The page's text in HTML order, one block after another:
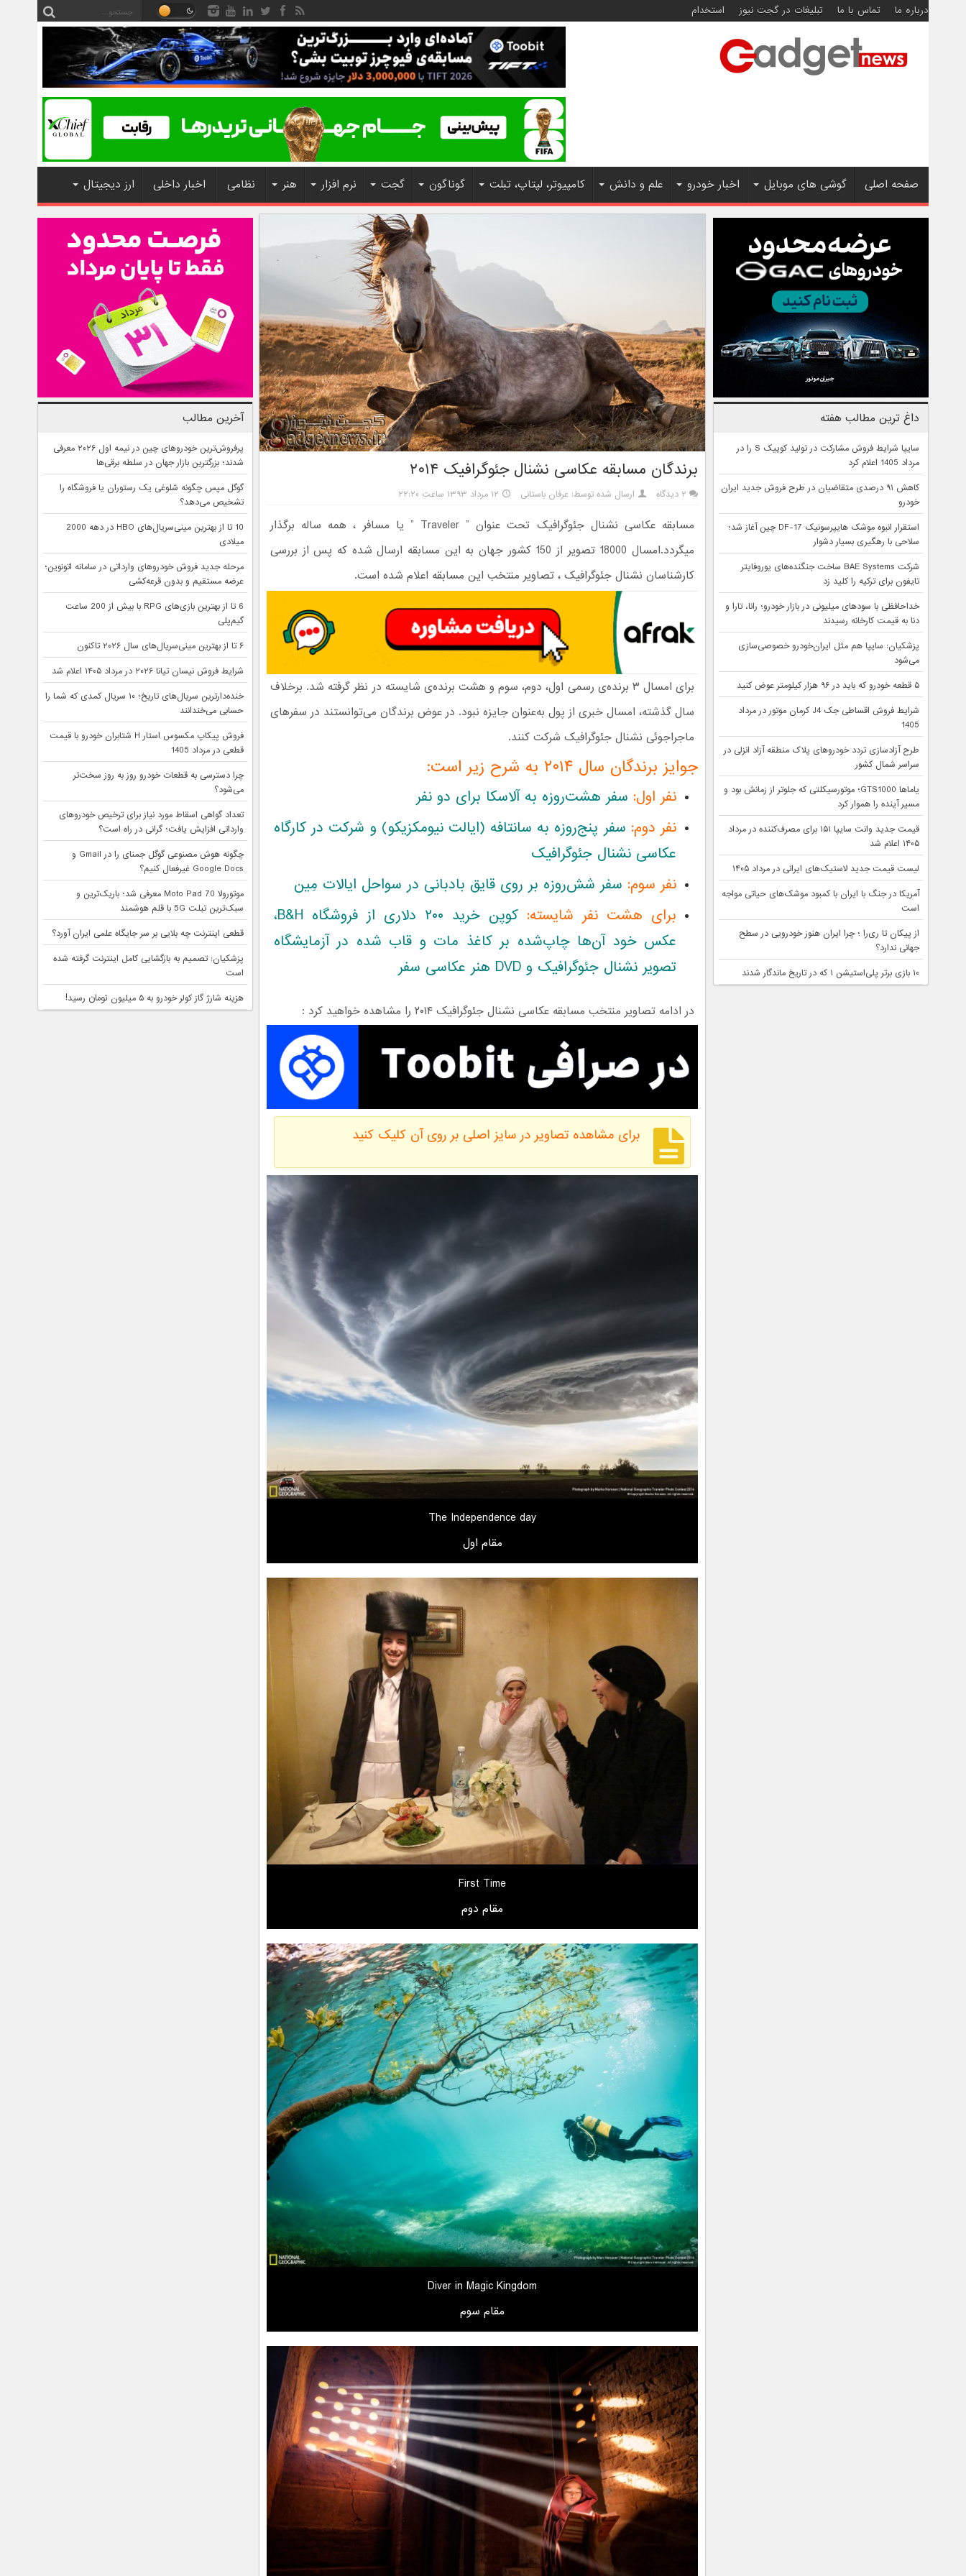
درباره ما تماس با ما تبلیغات در گجت نیوز استخدام
صفحه اصلی گوشی های موبایل اخبار خودرو علم و دانش کامپیوتر، لپتاپ، تبلت گوناگون گجت نرم افزار هنر نظامی اخبار داخلی ارز دیجیتال
برندگان مسابقه عکاسی نشنال جئوگرافیک ۲۰۱۴
۲ دیدگاه ارسال شده توسط: عرفان باستانی ۱۲ مرداد ۱۳۹۳ ساعت ۲۲:۲۰
مسابقه عکاسی نشنال جئوگرافیک تحت عنوان ” Traveler ” یا مسافر ، همه ساله برگذار
میگردد.امسال 18000 تصویر از 150 کشور جهان به این مسابقه ارسال شده که پس از بررسی
کارشناسان نشنال جئوگرافیک ، تصاویر منتخب این مسابقه اعلام شده است.
برای امسال ۳ برنده‌ی رسمی اول، دوم، سوم و هشت برنده‌ی شایسته در نظر گرفته شد. برخلاف
سال گذشته، امسال خبری از پول به‌عنوان جایزه نبود. در عوض برندگان می‌توانستند در سفرهای
ماجراجوئی نشنال جئوگرافیک شرکت کنند.
جوایز برندگان سال ۲۰۱۴ به شرح زیر است:
نفر اول: سفر هشت‌روزه به آلاسکا برای دو نفر
نفر دوم: سفر پنج‌روزه به سانتافه (ایالت نیومکزیکو) و شرکت در کارگاه
عکاسی نشنال جئوگرافیک
نفر سوم: سفر شش‌روزه بر روی قایق بادبانی در سواحل ایالات مِین
برای هشت نفر شایسته:
کوپن خرید ۲۰۰ دلاری از فروشگاه B&H،
عکس خود آن‌ها چاپ‌شده بر کاغذ مات‏ و قاب شده در آزمایشگاه
تصویر نشنال جئوگرافیک و DVD هنر عکاسی سفر
در ادامه تصاویر منتخب مسابقه عکاسی نشنال جئوگرافیک ۲۰۱۴ را مشاهده خواهید کرد :
برای مشاهده تصاویر در سایز اصلی بر روی آن کلیک کنید
The Independence day
مقام اول
First Time
مقام دوم
Diver in Magic Kingdom
مقام سوم
داغ ترین مطالب هفته
سایپا شرایط فروش مشارکت در تولید کوییک S را در
مرداد 1405 اعلام کرد
کاهش ۹۱ درصدی متقاضیان در طرح فروش جدید ایران
خودرو
استقرار انبوه موشک هایپرسونیک DF-17 چین آغاز شد؛
سلاحی با رهگیری بسیار دشوار
شرکت BAE Systems ساخت جنگنده‌های یوروفایتر
تایفون برای ترکیه را کلید زد
خداحافظی با سودهای میلیونی در بازار خودرو؛ رانا، تارا و
دنا به قیمت کارخانه رسیدند
پزشکیان: سایپا هم مثل ایران‌خودرو خصوصی‌سازی
می‌شود
۵ قطعه خودرو که باید در ۹۶ هزار کیلومتر عوض کنید
شرایط فروش اقساطی جک J4 کرمان موتور در مرداد
1405
طرح آزادسازی تردد خودروهای پلاک منطقه آزاد انزلی در
سراسر شمال کشور
یاماها GTS1000؛ موتورسیکلتی که جلوتر از زمانش بود و
مسیر آینده را هموار کرد
قیمت جدید وانت سایپا ۱۵۱ برای مصرف‌کننده در مرداد
۱۴۰۵ اعلام شد
لیست قیمت جدید لاستیک‌های ایرانی در مرداد ۱۴۰۵
آمریکا در جنگ با ایران با کمبود موشک‌های حیاتی مواجه
است
از پیکان تا ری‌را ؛ چرا ایران هنوز خودرویی در سطح
جهانی ندارد؟
۱۰ بازی برتر پلی‌استیشن ۱ که در تاریخ ماندگار شدند
آخرین مطالب
پرفروش‌ترین خودروهای چین در نیمه اول ۲۰۲۶ معرفی
شدند؛ بزرگترین بازار جهان در سلطه برقی‌ها
گوگل مپس چگونه شلوغی یک رستوران یا فروشگاه را
تشخیص می‌دهد؟
10 تا از بهترین مینی‌سریال‌های HBO در دهه 2000
میلادی
مرحله جدید فروش خودروهای وارداتی در سامانه اتونوین؛
عرضه مستقیم و بدون قرعه‌کشی
6 تا از بهترین بازی‌های RPG با بیش از 200 ساعت
گیم‌پلی
۶ تا از بهترین مینی‌سریال‌های سال ۲۰۲۶ تاکنون
شرایط فروش نیسان تیانا ۲۰۲۶ در مرداد ۱۴۰۵ اعلام شد
خنده‌دارترین سریال‌های تاریخ؛ ۱۰ سریال کمدی که شما را
حسابی می‌خندانند
فروش پیکاپ مکسوس استار H شتابران خودرو با قیمت
قطعی در مرداد 1405
چرا دسترسی به قطعات خودرو روز به روز سخت‌تر
می‌شود؟
تعداد گواهی اسقاط مورد نیاز برای ترخیص خودروهای
وارداتی افزایش یافت؛ گرانی در راه است؟
چگونه هوش مصنوعی گوگل جمنای را در Gmail و
Google Docs غیرفعال کنیم؟
موتورولا Moto Pad 70 معرفی شد؛ باریک‌ترین و
سبک‌ترین تبلت 5G با قلم هوشمند
قطعی اینترنت چه بلایی بر سر جایگاه علمی ایران آورد؟
پزشکیان: تصمیم به بازگشایی کامل اینترنت گرفته شده
است
هزینه شارژ گاز کولر خودرو به ۵ میلیون تومان رسید!